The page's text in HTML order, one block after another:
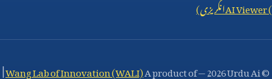
AI Viewer (انگریزی)
©
2026 Urdu Ai
—
A product of
Wang Lab of Innovation (WALI)
|